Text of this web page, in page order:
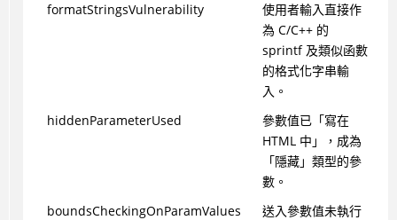
formatStringsVulnerability
使用者輸入直接作
為 C/C++ 的
sprintf 及類似函數
的格式化字串輸
入。
hiddenParameterUsed
參數值已「寫在
HTML 中」，成為
「隱藏」類型的參
數。
boundsCheckingOnParamValues
送入參數值未執行